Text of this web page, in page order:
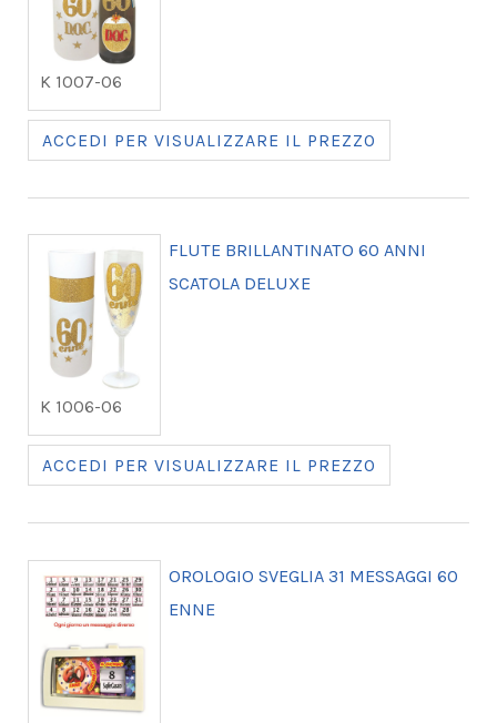
K 1007-06
ACCEDI PER VISUALIZZARE IL PREZZO
K 1006-06
FLUTE BRILLANTINATO 60 ANNI
SCATOLA DELUXE
ACCEDI PER VISUALIZZARE IL PREZZO
OROLOGIO SVEGLIA 31 MESSAGGI 60
ENNE